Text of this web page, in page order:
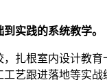
实践的系统教学。
扎根室内设计教
艺跟进落地等实战